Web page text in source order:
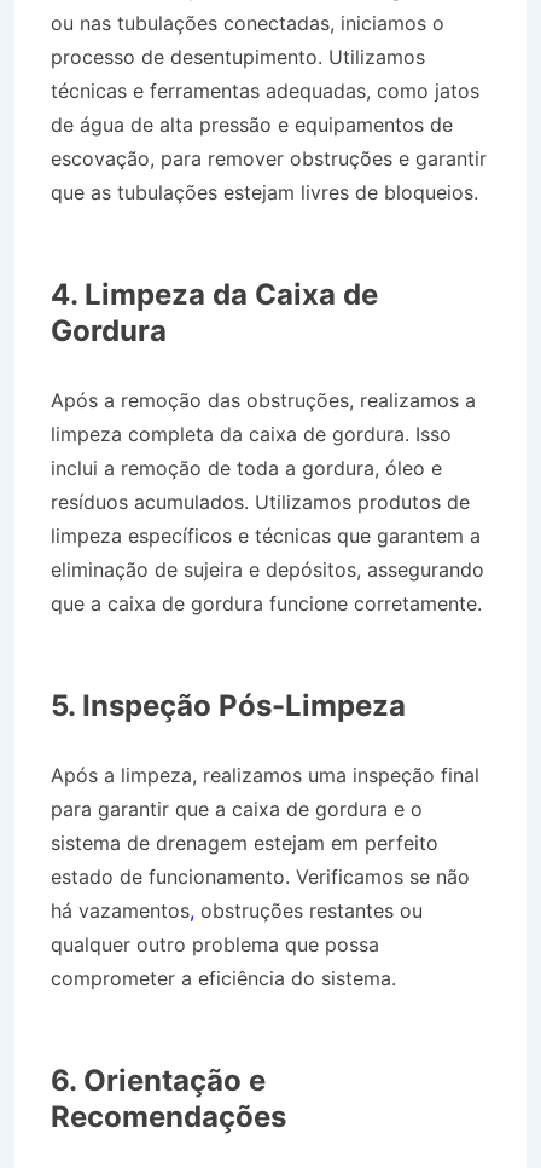
ou nas tubulações conectadas, iniciamos o
processo de desentupimento. Utilizamos
técnicas e ferramentas adequadas, como jatos
de água de alta pressão e equipamentos de
escovação, para remover obstruções e garantir
que as tubulações estejam livres de bloqueios.
4. Limpeza da Caixa de
Gordura
Após a remoção das obstruções, realizamos a
limpeza completa da caixa de gordura. Isso
inclui a remoção de toda a gordura, óleo e
resíduos acumulados. Utilizamos produtos de
limpeza específicos e técnicas que garantem a
eliminação de sujeira e depósitos, assegurando
que a caixa de gordura funcione corretamente.
5. Inspeção Pós-Limpeza
Após a limpeza, realizamos uma inspeção final
para garantir que a caixa de gordura e o
sistema de drenagem estejam em perfeito
estado de funcionamento. Verificamos se não
há vazamentos, obstruções restantes ou
qualquer outro problema que possa
comprometer a eficiência do sistema.
6. Orientação e
Recomendações